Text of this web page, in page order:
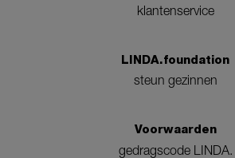
klantenservice
LINDA.foundation
steun gezinnen
Voorwaarden
gedragscode LINDA.